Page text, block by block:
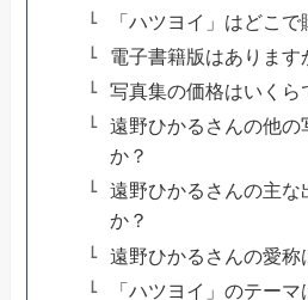
「ハツヨイ」はどこ
電子書籍版はあります
写真集の価格はいくら
遠野ひかるさんの他の
か？
遠野ひかるさんの主な
か？
遠野ひかるさんの愛称
「ハツヨイ」のテーマ